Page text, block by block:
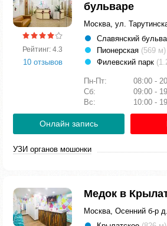
Рейтинг: 4.3
10 отзывов
бульваре
Москва, ул.
Славянский
Пионерская (569 м)
Филевский парк
Пн-Пт:
08:00 -
Сб:
09:00 -
Вс:
10:00 -
Онлайн запись
УЗИ органов мошонки
Медок в
Москва, Осенний б-р